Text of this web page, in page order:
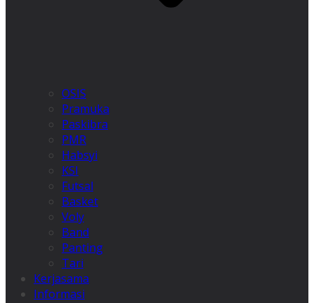
OSIS
Pramuka
Paskibra
PMR
Habsyi
KSI
Futsal
Basket
Voly
Band
Panting
Tari
Kerjasama
Informasi